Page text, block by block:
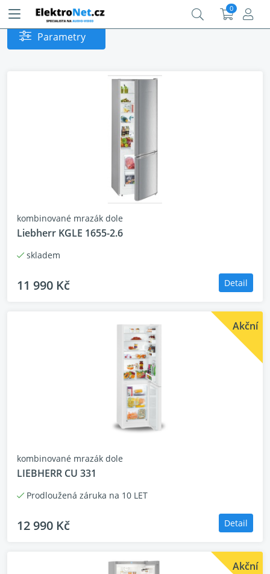
0
Parametry
kombinované mrazák dole
Liebherr KGLE 1655-2.6
skladem
11 990 Kč Detail
Akční
kombinované mrazák dole
LIEBHERR CU 331
Prodloužená záruka na 10 LET
12 990 Kč Detail
Akční